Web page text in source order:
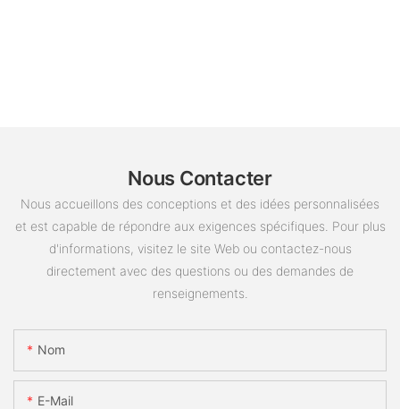
Nous Contacter
Nous accueillons des conceptions et des idées personnalisées
et est capable de répondre aux exigences spécifiques. Pour plus
d'informations, visitez le site Web ou contactez-nous
directement avec des questions ou des demandes de
renseignements.
Nom
E-Mail